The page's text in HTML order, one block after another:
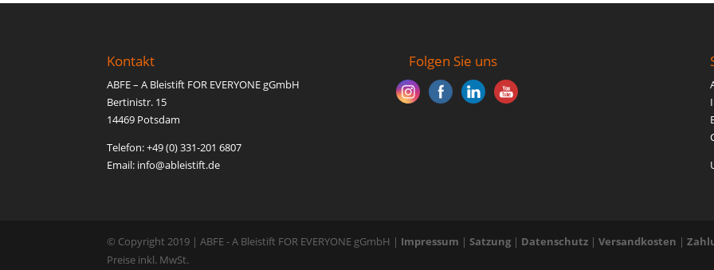
Kontakt
ABFE – A Bleistift FOR EVERYONE gGmbH
Bertinistr. 15
14469 Potsdam
Telefon: +49 (0) 331-201 6807
Email: info@ableistift.de
Folgen Sie uns
© Copyright 2019 | ABFE - A Bleistift FOR EVERYONE gGmbH | Impressum |Satzung | Datenschutz |Versandkosten |
Preise inkl. MwSt.